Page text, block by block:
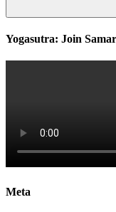
Yogasutra: Join
Meta